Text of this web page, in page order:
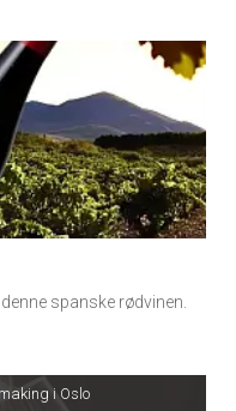
spanske rødvinen.
i Oslo